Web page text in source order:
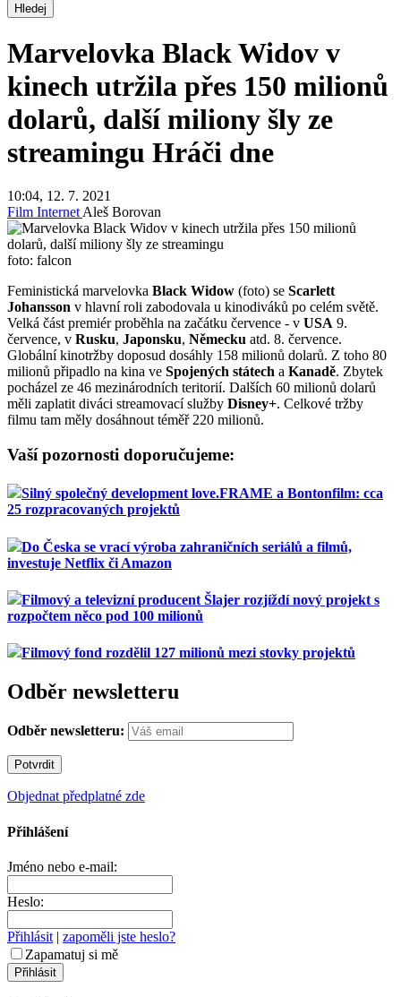
Hledej
Marvelovka Black Widov v
kinech utržila přes 150 milionů
dolarů, další miliony šly ze
streamingu Hráči dne
10:04, 12. 7. 2021
Film InternetAleš Borovan
foto: falcon
Feministická marvelovka Black Widow (foto) se Scarlett
Johansson v hlavní roli zabodovala u kinodiváků po celém světě.
Velká část premiér proběhla na začátku července - v USA 9.
července, v Rusku, Japonsku, Německu atd. 8. července.
Globální kinotržby doposud dosáhly 158 milionů dolarů. Z toho 80
milionů připadlo na kina ve Spojených státech a Kanadě. Zbytek
pocházel ze 46 mezinárodních teritorií. Dalších 60 milionů dolarů
měli zaplatit diváci streamovací služby Disney+. Celkové tržby
filmu tam měly dosáhnout téměř 220 milionů.
Vaší pozornosti doporučujeme:
Silný společný development love.FRAME a Bontonfilm: cca
25 rozpracovaných projektů
Do Česka se vrací výroba zahraničních seriálů a filmů,
investuje Netflix či Amazon
Filmový a televizní producent Šlajer rozjíždí nový projekt s
rozpočtem něco pod 100 milionů
Filmový fond rozdělil 127 milionů mezi stovky projektů
Odběr newsletteru
Odběr newsletteru:
Objednat předplatné zde
Přihlášení
Jméno nebo e-mail:
Heslo:
Přihlásit | zapoměli jste heslo?
Zapamatuj si mě